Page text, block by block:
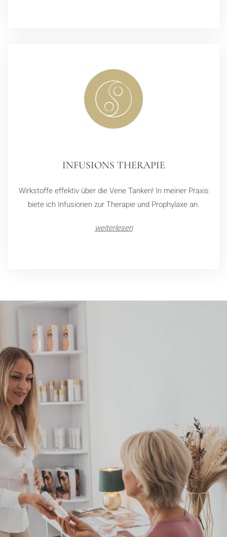
INFUSIONS THERAPIE
Wirkstoffe effektiv über die Vene Tanken! In meiner Praxis
biete ich Infusionen zur Therapie und Prophylaxe an.
weiterlesen